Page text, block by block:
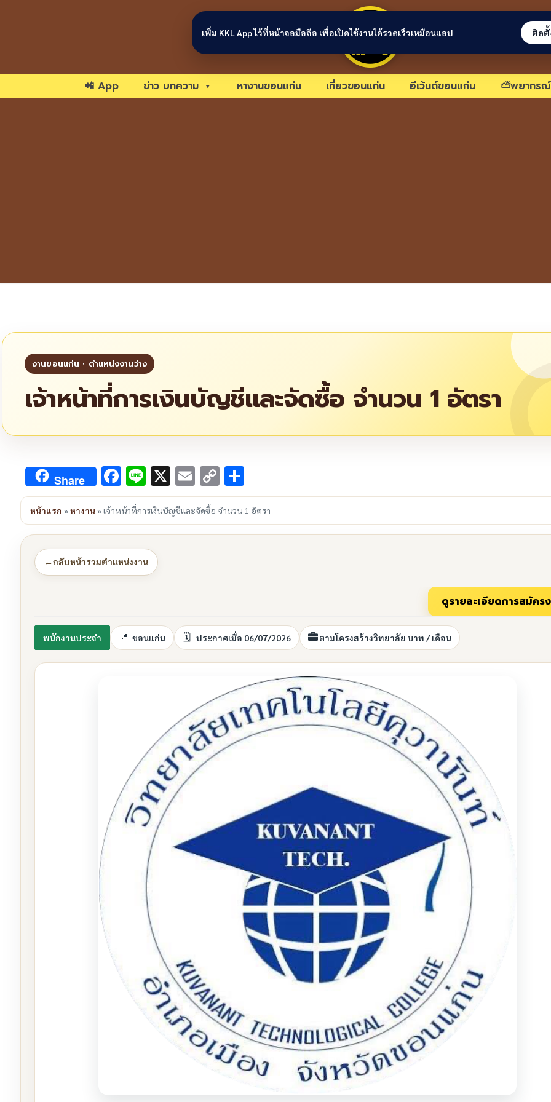
ขอนแก่นลิงก์
📲 App ข่าว บทความ หางานขอนแก่น เที่ยวขอนแก่น อีเว้นต์ขอนแก่น ⛅พยากร
เจ้าหน้าที่การเงินบัญชีและจัดซื้อ จำนวน 1 อัตรา
Share Facebook
Line
X Email
Copy
Link
หน้าแรก »หางาน »เจ้าหน้าที่การเงินบัญชีและจัดซื้อ จำนวน 1 อัตรา
←กลับหน้ารวมตำแหน่งงาน
พนักงานประจำ ขอนแก่น ประกาศเมื่อ 06/07/2026 ตามโครงสร้างวิทยาลัย บาท / เดือน
เพิ่ม KKL App ไว้ที่หน้าจอมือถือ เพื่อเปิดใช้งานได้รวดเร็วเหมือนแอป ติดตั้